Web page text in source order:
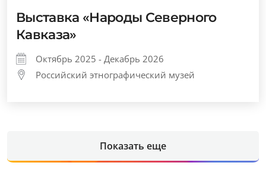
Выставка «Народы Северного
Кавказа»
Октябрь 2025 - Декабрь 2026
Российский этнографический музей
Показать еще